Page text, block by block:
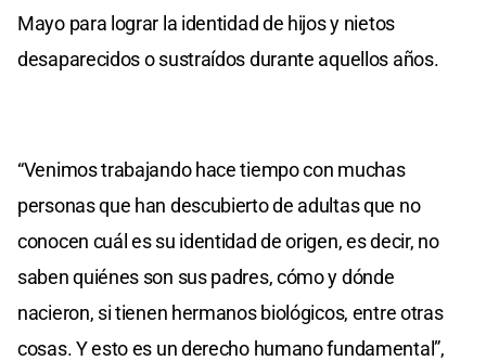
Mayo para lograr la identidad de hijos y nietos
desaparecidos o sustraídos durante aquellos años.
“Venimos trabajando hace tiempo con muchas
personas que han descubierto de adultas que no
conocen cuál es su identidad de origen, es decir, no
saben quiénes son sus padres, cómo y dónde
nacieron, si tienen hermanos biológicos, entre otras
cosas. Y esto es un derecho humano fundamental”,